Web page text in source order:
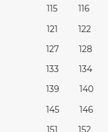
115
116
121
122
127
128
133
134
139
140
145
146
151
152